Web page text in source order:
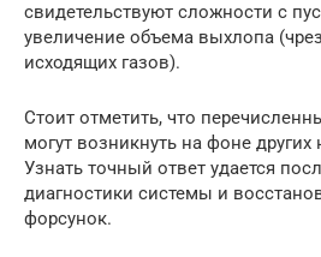
свидетельствуют сложности с
увеличение объема выхлопа
исходящих газов).
Стоит отметить, что
могут возникнуть на фоне других
Узнать точный ответ удается
диагностики системы и
форсунок.